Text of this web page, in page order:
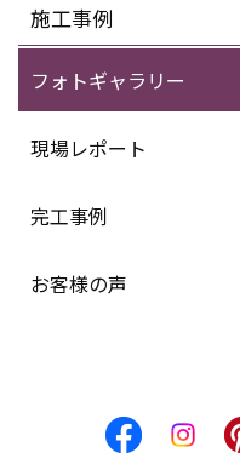
施工事例
フォトギャラリー
現場レポート
完工事例
お客様の声